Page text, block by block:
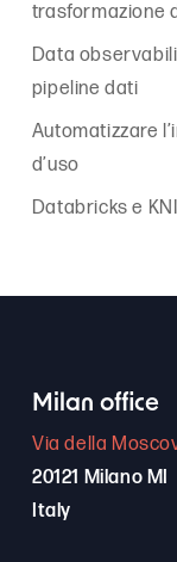
trasformazione
Data
pipeline dati
Automatizzare
d’uso
Databricks e
Milan office
Via della
20121 Milano MI
Italy